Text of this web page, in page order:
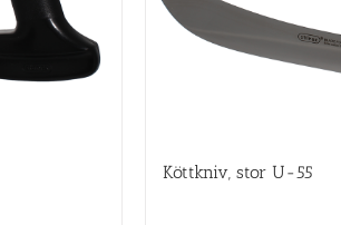
Köttkniv, stor U-55